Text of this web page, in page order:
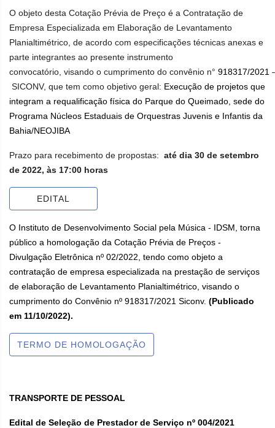
O objeto desta Cotação Prévia de Preço é a Contratação de
Empresa Especializada em Elaboração de Levantamento
Planialtimétrico, de acordo com especificações técnicas anexas e
parte integrantes ao presente instrumento
convocatório, visando o cumprimento do convênio n° 918317/2021
SICONV, que tem como objetivo geral: Execução de projetos que
integram a requalificação física do Parque do Queimado, sede do
Programa Núcleos Estaduais de Orquestras Juvenis e Infantis da
Bahia/NEOJIBA
Prazo para recebimento de propostas: até dia 30 de setembro
de 2022, às 17:00 horas
EDITAL
O Instituto de Desenvolvimento Social pela Música - IDSM, torna
público a homologação da Cotação Prévia de Preços -
Divulgação Eletrônica nº 02/2022, tendo como objeto a
contratação de empresa especializada na prestação de serviços
de elaboração de Levantamento Planialtimétrico, visando o
cumprimento do Convênio nº 918317/2021 Siconv. (Publicado
em 11/10/2022).
TERMO DE HOMOLOGAÇÃO
TRANSPORTE DE PESSOAL
Edital de Seleção de Prestador de Serviço nº 004/2021